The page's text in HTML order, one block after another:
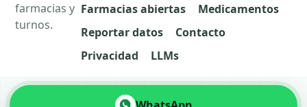
farmacias y
turnos.
Farmacias abiertas
Medicamentos
Reportar datos
Contacto
Privacidad
LLMs